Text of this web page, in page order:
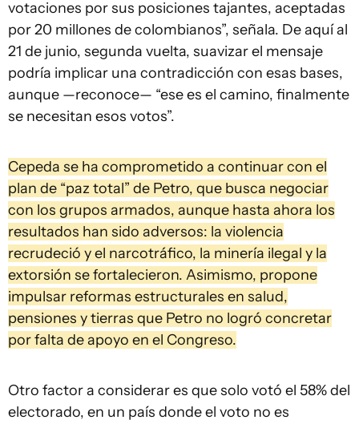
votaciones por sus posiciones tajantes, aceptadas
por 20 millones de colombianos”, señala. De aquí al
21 de junio, segunda vuelta, suavizar el mensaje
podría implicar una contradicción con esas bases,
aunque —reconoce— “ese es el camino, finalmente
se necesitan esos votos”.
Cepeda se ha comprometido a continuar con el
plan de “paz total” de Petro, que busca negociar
con los grupos armados, aunque hasta ahora los
resultados han sido adversos: la violencia
recrudeció y el narcotráfico, la minería ilegal y la
extorsión se fortalecieron. Asimismo, propone
impulsar reformas estructurales en salud,
pensiones y tierras que Petro no logró concretar
por falta de apoyo en el Congreso.
Otro factor a considerar es que solo votó el 58% del
electorado, en un país donde el voto no es